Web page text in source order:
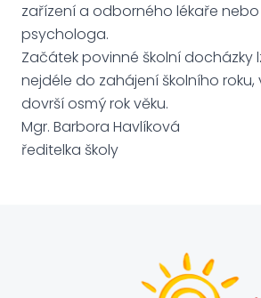
zařízení a odborného lékaře nebo
psychologa.
Začátek povinné školní docházky
nejdéle do zahájení školního roku,
dovrší osmý rok věku.
Mgr. Barbora Havlíková
ředitelka školy